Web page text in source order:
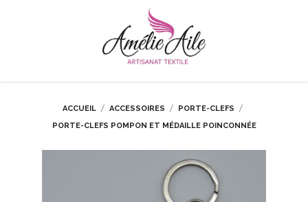
ACCUEIL ACCESSOIRES
PORTE-CLEFS
PORTE-CLEFS POMPON ET MÉDAILLE POINCONNÉE